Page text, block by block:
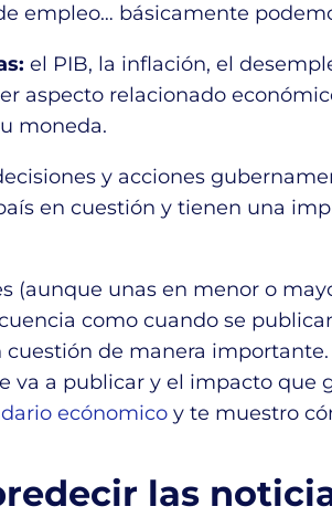
empleo… básicamente
el PIB, la inflación, el
aspecto relacionado
moneda.
y acciones
en cuestión y tienen una
(aunque unas en menor o
como cuando se
de manera
va a publicar y el impacto que
ecónomico y te muestro
las